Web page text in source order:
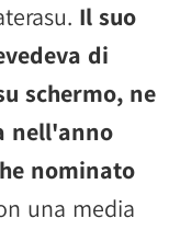
Il suo
di
schermo, ne
nell'anno
nominato
una media